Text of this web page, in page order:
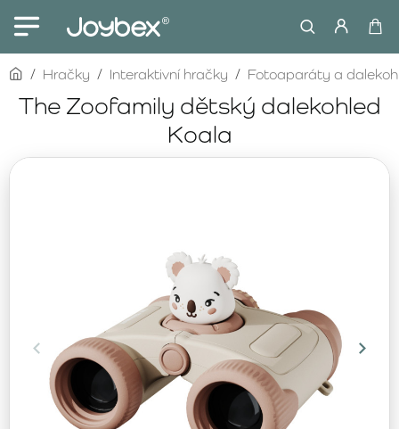
The Zoofamily dětský dalekohled
Koala
homeHračky Interaktivní hračky Fotoaparáty a